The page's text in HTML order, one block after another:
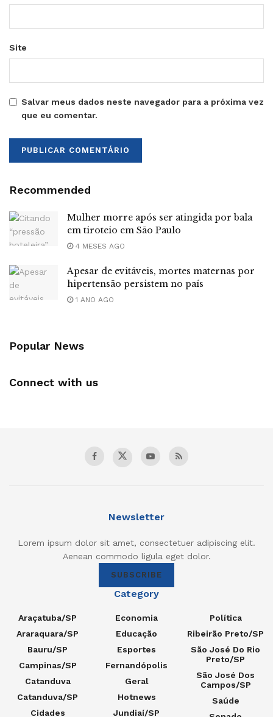
Site
Salvar meus dados neste navegador para a próxima vez
que eu comentar.
Recommended
Mulher morre após ser atingida por bala
em tiroteio em São Paulo
4 MESES AGO
Apesar de evitáveis, mortes maternas por
hipertensão persistem no país
1 ANO AGO
Popular News
Connect with us
Newsletter
Lorem ipsum dolor sit amet, consectetuer adipiscing elit.
Aenean commodo ligula eget dolor.
SUBSCRIBE
Category
Araçatuba/SP
Araraquara/SP
Bauru/SP
Campinas/SP
Catanduva
Catanduva/SP
Cidades
Economia
Educação
Esportes
Fernandópolis
Geral
Hotnews
Jundiaí/SP
Política
Ribeirão Preto/SP
São José Do Rio
Preto/SP
São José Dos
Campos/SP
Saúde